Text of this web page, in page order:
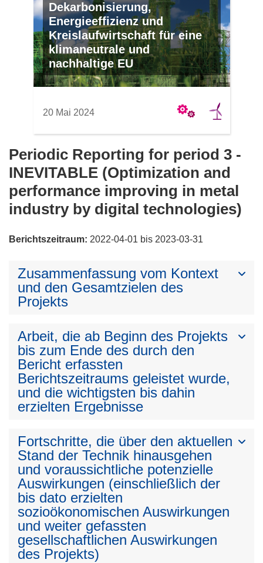
Dekarbonisierung,
Energieeffizienz und
Kreislaufwirtschaft für eine
klimaneutrale und
nachhaltige EU
20 Mai 2024
Periodic Reporting for period 3 -
INEVITABLE (Optimization and
performance improving in metal
industry by digital technologies)
Berichtszeitraum: 2022-04-01 bis 2023-03-31
Zusammenfassung vom Kontext
und den Gesamtzielen des
Projekts
Arbeit, die ab Beginn des Projekts
bis zum Ende des durch den
Bericht erfassten
Berichtszeitraums geleistet wurde,
und die wichtigsten bis dahin
erzielten Ergebnisse
Fortschritte, die über den aktuellen
Stand der Technik hinausgehen
und voraussichtliche potenzielle
Auswirkungen (einschließlich der
bis dato erzielten
sozioökonomischen Auswirkungen
und weiter gefassten
gesellschaftlichen Auswirkungen
des Projekts)